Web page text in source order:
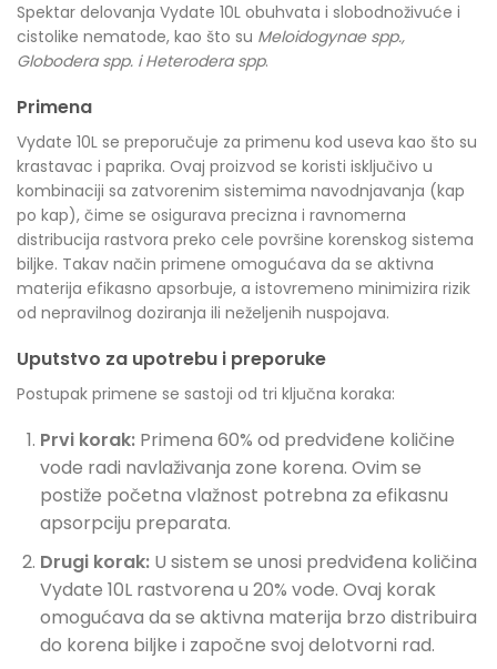
Spektar delovanja Vydate 10L obuhvata i slobodnoživuće i
cistolike nematode, kao što su Meloidogynae spp.,
Globodera spp. i Heterodera spp.
Primena
Vydate 10L se preporučuje za primenu kod useva kao što su
krastavac i paprika. Ovaj proizvod se koristi isključivo u
kombinaciji sa zatvorenim sistemima navodnjavanja (kap
po kap), čime se osigurava precizna i ravnomerna
distribucija rastvora preko cele površine korenskog sistema
biljke. Takav način primene omogućava da se aktivna
materija efikasno apsorbuje, a istovremeno minimizira rizik
od nepravilnog doziranja ili neželjenih nuspojava.
Uputstvo za upotrebu i preporuke
Postupak primene se sastoji od tri ključna koraka:
Prvi korak:Primena 60% od predviđene količine
vode radi navlaživanja zone korena. Ovim se
postiže početna vlažnost potrebna za efikasnu
apsorpciju preparata.
Drugi korak:U sistem se unosi predviđena količina
Vydate 10L rastvorena u 20% vode. Ovaj korak
omogućava da se aktivna materija brzo distribuira
do korena biljke i započne svoj delotvorni rad.